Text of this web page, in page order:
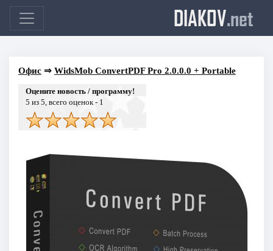
DIAKOV.net
Офис⇒ WidsMob ConvertPDF Pro 2.0.0.0 + Portable
Оцените новость / программу!
5 из 5, всего оценок - 1